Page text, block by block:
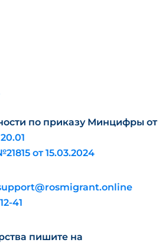
по приказу Минцифры от
от 15.03.2024
41
пишите на